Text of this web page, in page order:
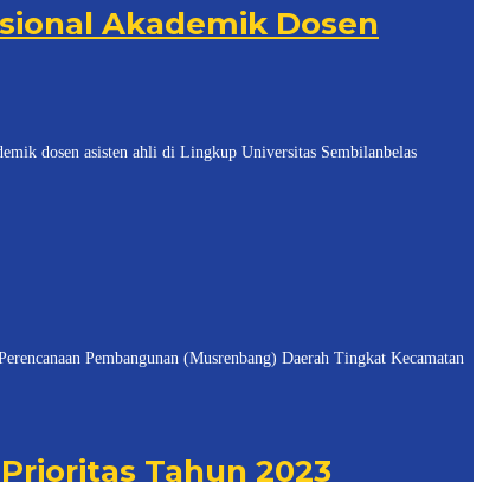
Akademik Dosen
dosen asisten ahli di Lingkup Universitas Sembilanbelas
Pembangunan (Musrenbang) Daerah Tingkat Kecamatan
Tahun 2023